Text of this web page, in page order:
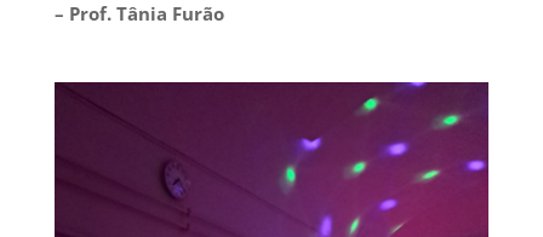
– Prof. Tânia Furão